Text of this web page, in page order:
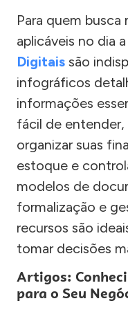
Para quem
aplicáveis no dia
Digitais são
infográficos
informações
fácil de entender,
organizar suas
estoque e
modelos de
formalização e
recursos são
tomar decisões
Artigos:
para o Seu